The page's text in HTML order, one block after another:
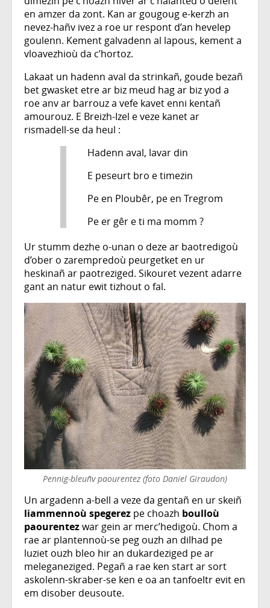
en amzer da zont. Kan ar gougoug e-kerzh an
nevez-hañv ivez a roe ur respont d’an hevelep
goulenn. Kement galvadenn al lapous, kement a
vloavezhioù da c’hortoz.
Lakaat un hadenn aval da strinkañ, goude bezañ
bet gwasket etre ar biz meud hag ar biz yod a
roe anv ar barrouz a vefe kavet enni kentañ
amourouz. E Breizh-Izel e veze kanet ar
rismadell-se da heul :
Hadenn aval, lavar din
E peseurt bro e timezin
Pe en Ploubêr, pe en Tregrom
Pe er gêr e ti ma momm ?
Ur stumm dezhe o-unan o deze ar baotredigoù
d’ober o zarempredoù peurgetket en ur
heskinañ ar paotreziged. Sikouret vezent adarre
gant an natur ewit tizhout o fal.
Pennig-bleuñv paourentez (foto Daniel Giraudon)
Un argadenn a-bell a veze da gentañ en ur skeiñ
liammennoù spegerez pe choazh boulloù
paourentezwar gein ar merc’hedigoù. Chom a
rae ar plantennoù-se peg ouzh an dilhad pe
luziet ouzh bleo hir an dukardeziged pe ar
meleganeziged. Pegañ a rae ken start ar sort
askolenn-skraber-se ken e oa an tanfoeltr evit en
em disober deusoute.